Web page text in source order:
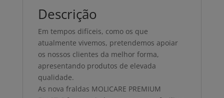
Descrição
Em tempos difíceis, como os que
atualmente vivemos, pretendemos apoiar
os nossos clientes da melhor forma,
apresentando produtos de elevada
qualidade.
As nova fraldas MOLICARE PREMIUM